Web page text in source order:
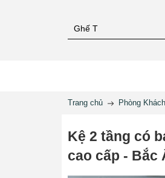
Trang chủ Phòng Khách
Kệ 2 tầng có
cao cấp - Bắc